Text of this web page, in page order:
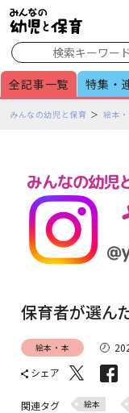
全記事一覧 特集・
ペみんなの幼児と保育 絵本
保育者が選ん
絵本・本
シェア
関連タグ 絵本